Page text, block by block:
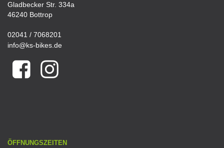
Gladbecker Str. 334a
46240 Bottrop
02041 / 7068201
info@ks-bikes.de
ÖFFNUNGSZEITEN